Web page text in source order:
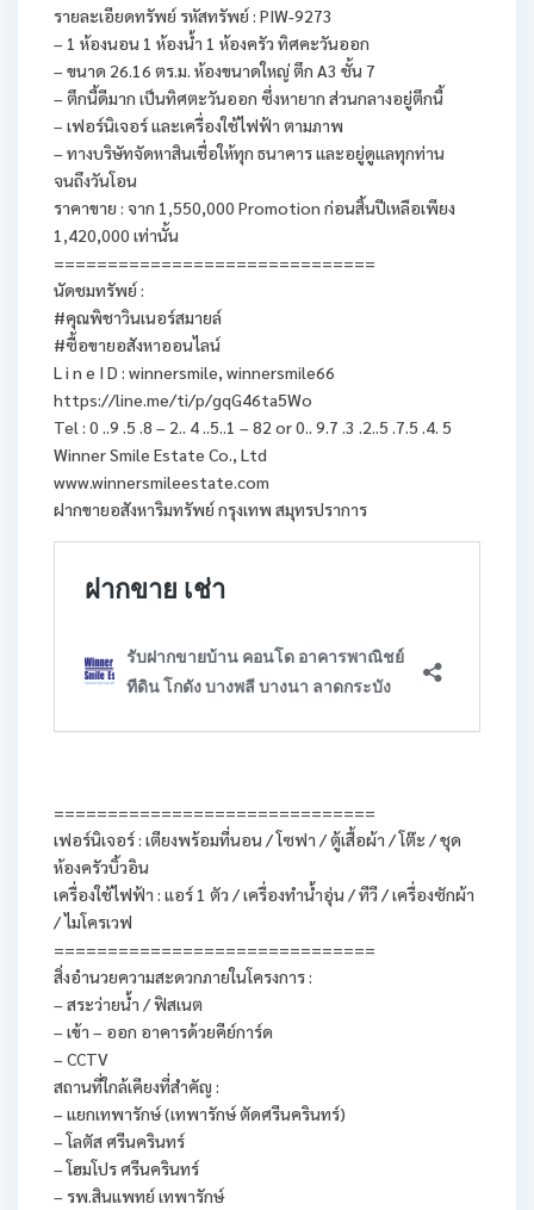
รายละเอียดทรัพย์ รหัสทรัพย์ : PIW-9273
– 1 ห้องนอน 1 ห้องน้ำ 1 ห้องครัว ทิศคะวันออก
– ขนาด 26.16 ตร.ม. ห้องขนาดใหญ่ ตึก A3 ชั้น 7
– ตึกนี้ดีมาก เป็นทิศตะวันออก ซึ่งหายาก ส่วนกลางอยู่ตึกนี้
– เฟอร์นิเจอร์ และเครื่องใช้ไฟฟ้า ตามภาพ
– ทางบริษัทจัดหาสินเชื่อให้ทุก ธนาคาร และอยู่ดูแลทุกท่าน
จนถึงวันโอน
ราคาขาย : จาก 1,550,000 Promotion ก่อนสิ้นปีเหลือเพียง
1,420,000 เท่านั้น
==============================
นัดชมทรัพย์ :
#คุณพิชาวินเนอร์สมายล์
#ซื้อขายอสังหาออนไลน์
L i n e I D : winnersmile, winnersmile66
https://line.me/ti/p/gqG46ta5Wo
Tel : 0 ..9 .5 .8 – 2.. 4 ..5..1 – 82 or 0.. 9.7 .3 .2..5 .7.5 .4. 5
Winner Smile Estate Co., Ltd
www.winnersmileestate.com
ฝากขายอสังหาริมทรัพย์ กรุงเทพ สมุทรปราการ
==============================
เฟอร์นิเจอร์ : เตียงพร้อมที่นอน / โซฟา / ตู้เสื้อผ้า / โต๊ะ / ชุด
ห้องครัวบิ้วอิน
เครื่องใช้ไฟฟ้า : แอร์ 1 ตัว / เครื่องทำน้ำอุ่น / ทีวี / เครื่องซักผ้า
/ ไมโครเวฟ
==============================
สิ่งอำนวยความสะดวกภายในโครงการ :
– สระว่ายน้ำ / ฟิสเนต
– เข้า – ออก อาคารด้วยคีย์การ์ด
– CCTV
สถานที่ใกล้เคียงที่สำคัญ :
– แยกเทพารักษ์ (เทพารักษ์ ตัดศรีนครินทร์)
– โลตัส ศรีนครินทร์
– โฮมโปร ศรีนครินทร์
– รพ.สินแพทย์ เทพารักษ์